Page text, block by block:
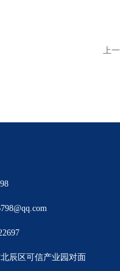
上
辰区可信产业园对面